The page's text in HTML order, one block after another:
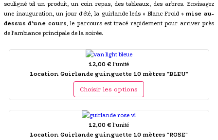
souligné tel un produit, un coin repas, des tableaux, des arbres. Envisagez
une inauguration, un jour d'été, la guirlande leds « Blanc Froid » mise au-
dessus d'une cours, le parcours est tracé rapidement pour arriver près
de l'ambiance principale de la soirée.
12,00 € l'unité
Location Guirlande guinguette 10 mètres "BLEU"
Choisir les options
12,00 € l'unité
Location Guirlande guinguette 10 mètres "ROSE"